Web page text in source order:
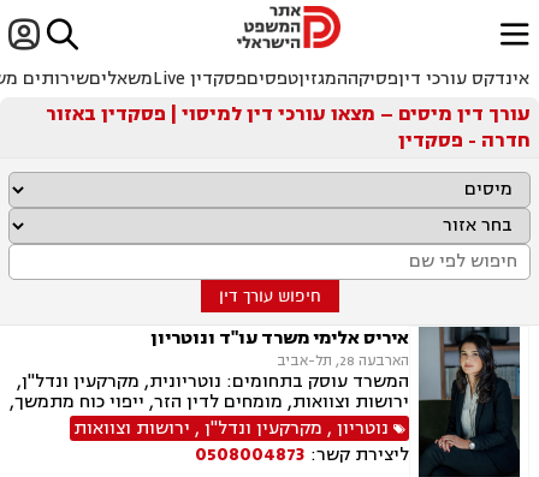

ﱐ
אינדקס עורכי דיןפסיקההמגזיןטפסיםפסקדין Live משאליםשירותים
עורך דין מיסים – מצאו עורכי דין למיסוי | פסקדין באזור
חדרה - פסקדין
חיפוש עורך דין
איריס אלימי משרד עו"ד ונוטריון
הארבעה 28, תל-אביב
המשרד עוסק בתחומים: נוטריונית, מקרקעין ונדל"ן,
ירושות וצוואות, מומחים לדין הזר, ייפוי כוח מתמשך,
מיסים, תמ"א 38, אזרחות זרה ודרכון זר.
נוטריון, מקרקעין ונדל"ן, ירושות וצוואות
ליצירת קשר: 0508004873